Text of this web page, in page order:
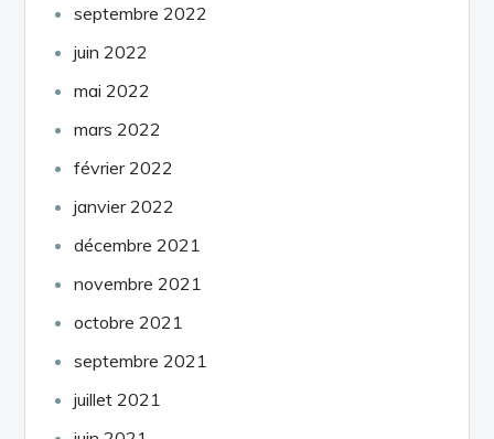
septembre 2022
juin 2022
mai 2022
mars 2022
février 2022
janvier 2022
décembre 2021
novembre 2021
octobre 2021
septembre 2021
juillet 2021